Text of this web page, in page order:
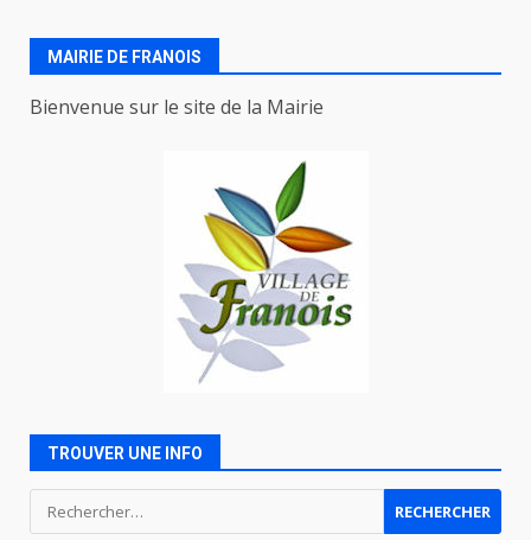
MAIRIE DE FRANOIS
Bienvenue sur le site de la Mairie
TROUVER UNE INFO
Rechercher :